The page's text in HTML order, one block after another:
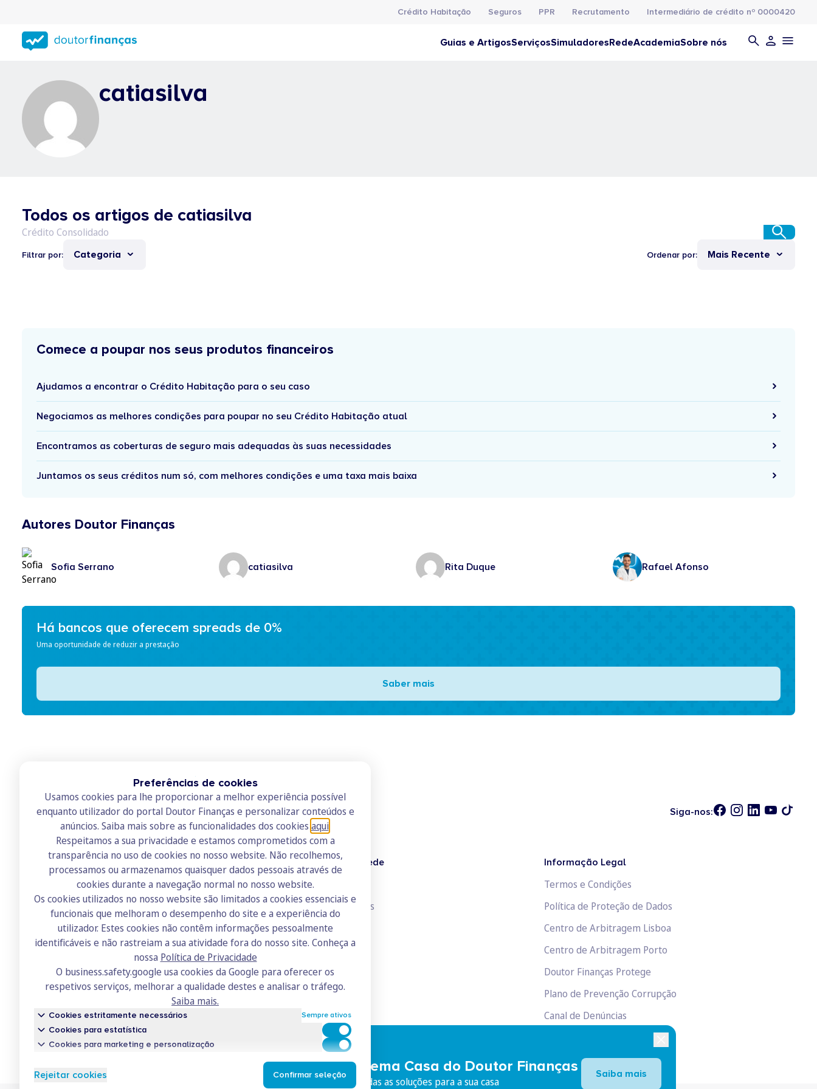
conteúdo
principal
Crédito Habitação Seguros PPR Recrutamento Intermediário de crédito nº 0000420
Guias e ArtigosServiçosSimuladoresRedeAcademiaSobre nós
catiasilva
Todos os artigos de catiasilva
Filtrar por: Categoria Ordenar por: Mais Recente
Comece a poupar nos seus produtos financeiros
Ajudamos a encontrar o Crédito Habitação para o seu caso
Negociamos as melhores condições para poupar no seu Crédito Habitação atual
Encontramos as coberturas de seguro mais adequadas às suas necessidades
Juntamos os seus créditos num só, com melhores condições e uma taxa mais baixa
Autores Doutor Finanças
Sofia Serrano catiasilva Rita Duque Rafael Afonso
Há bancos que oferecem spreads de 0%
Uma oportunidade de reduzir a prestação
Saber mais
Preferências de cookies
Usamos cookies para lhe proporcionar a melhor experiência possível
enquanto utilizador do portal Doutor Finanças e personalizar conteúdos e
anúncios. Saiba mais sobre as funcionalidades dos cookies aqui
Respeitamos a sua privacidade e estamos comprometidos com a
transparência no uso de cookies no nosso website. Não recolhemos,
processamos ou armazenamos quaisquer dados pessoais através de
cookies durante a navegação normal no nosso website.
Os cookies utilizados no nosso website são limitados a cookies essenciais e
funcionais que melhoram o desempenho do site e a experiência do
utilizador. Estes cookies não contêm informações pessoalmente
identificáveis e não rastreiam a sua atividade fora do nosso site. Conheça a
nossa Política de Privacidade
O business.safety.google usa cookies da Google para oferecer os
respetivos serviços, melhorar a qualidade destes e analisar o tráfego.
Saiba mais.
Cookies estritamente necessários Sempre ativos
Cookies para estatística Cookies para estatística
Cookies para marketing e personalização Cookies para marketing e personalização
Rejeitar cookies Confirmar seleção
Conheça o Ecossistema Casa do Doutor Finanças
Um serviço integrado, com todas as soluções para a sua casa
Saiba mais
Siga-nos:
Doutor Finanças
Contactos
Recrutamento
Academia
Doutor Finanças Rede
Junte-se à Rede
Consulte todos os ICs
Informação Legal
Termos e Condições
Política de Proteção de Dados
Centro de Arbitragem Lisboa
Centro de Arbitragem Porto
Doutor Finanças Protege
Plano de Prevenção Corrupção
Canal de Denúncias